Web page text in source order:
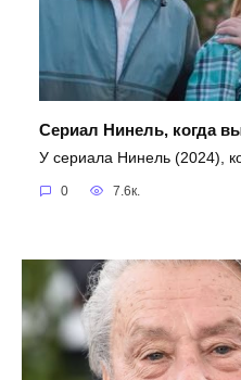
Сериал Нинель, когда
У сериала Нинель (2024),
0 7.6к.